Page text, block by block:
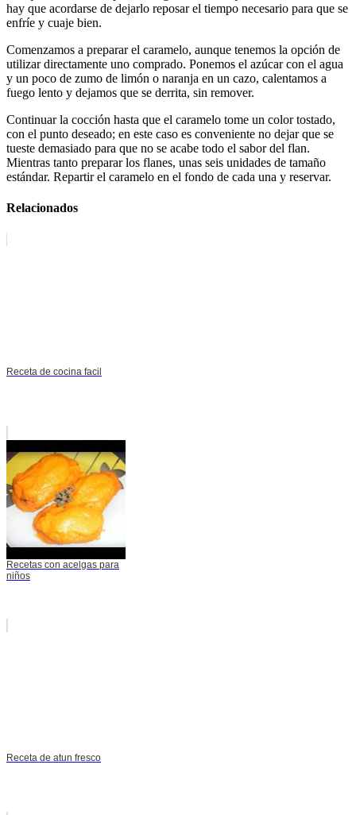
hay que acordarse de dejarlo reposar el tiempo necesario para que se
enfríe y cuaje bien.
Comenzamos a preparar el caramelo, aunque tenemos la opción de
utilizar directamente uno comprado. Ponemos el azúcar con el agua
y un poco de zumo de limón o naranja en un cazo, calentamos a
fuego lento y dejamos que se derrita, sin remover.
Continuar la cocción hasta que el caramelo tome un color tostado,
con el punto deseado; en este caso es conveniente no dejar que se
tueste demasiado para que no se acabe todo el sabor del flan.
Mientras tanto preparar los flanes, unas seis unidades de tamaño
estándar. Repartir el caramelo en el fondo de cada una y reservar.
Relacionados
Receta de cocina facil
Recetas con acelgas para
niños
Receta de atun fresco